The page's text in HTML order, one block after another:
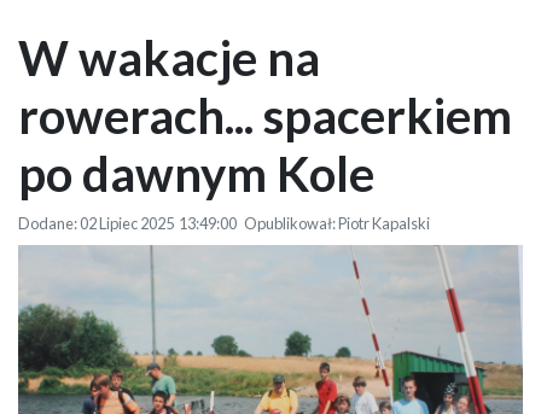
W wakacje na
rowerach... spacerkiem
po dawnym Kole
Dodane: 02 Lipiec 2025 13:49:00 Opublikował: Piotr Kapalski